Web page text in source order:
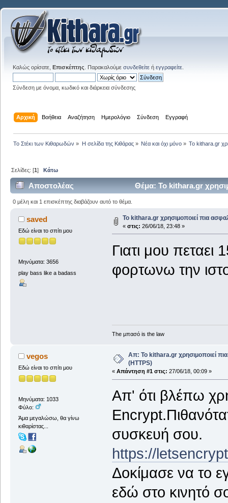
Καλώς ορίσατε, Επισκέπτης . Παρακαλούμε συνδεθείτε ή εγγραφείτε
Σύνδεση με όνομα, κωδικό και διάρκεια σύνδεσης
Αρχική Βοήθεια Αναζήτηση Ημερολόγιο Σύνδεση Εγγραφή
Το Στέκι των Κιθαρωδών » Η σελίδα της Κιθάρας» Νέα και όχι μόνο» Το kithara.gr
Σελίδες: [1]Κάτω
Αποστολέας Θέμα: Το kithara.gr
0 μέλη και 1 επισκέπτης διαβάζουν αυτό το θέμα.
saved
Εδώ είναι το σπίτι μου
Μηνύματα: 3656
play bass like a badass
Το kithara.gr χρησιμοποιεί πια
« στις: 26/06/18, 23:48 »
Γιατι μου
φορτωνω την
The μπασό is the law
vegos
Εδώ είναι το σπίτι μου
Μηνύματα: 1033
Φύλο:
Άμα μεγαλώσω, θα γίνω
κιθαρίστας...
Απ: Το kithara.gr χρησιμοποιεί
(HTTPS)
« Απάντηση #1 στις: 27/06/18, 00:09 »
Απ' ότι βλέπω
συσκευή σου.
https://
Δοκίμασε να το
εδώ στο κινητό